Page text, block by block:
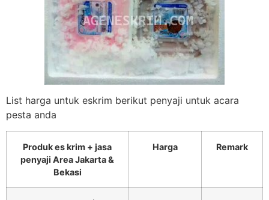
List harga untuk eskrim berikut penyaji untuk acara
pesta anda
Produk es krim + jasa
penyaji Area Jakarta &
Bekasi
Harga Remark